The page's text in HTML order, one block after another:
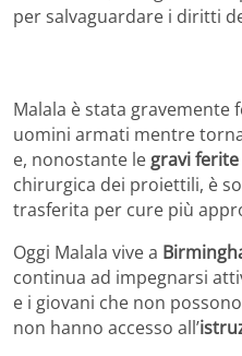
per salvaguardare i diritti
Malala è stata gravemente
uomini armati mentre
e, nonostante le gravi ferite
chirurgica dei proiettili, è
trasferita per cure più
Oggi Malala vive a
continua ad impegnarsi
e i giovani che non
non hanno accesso all’